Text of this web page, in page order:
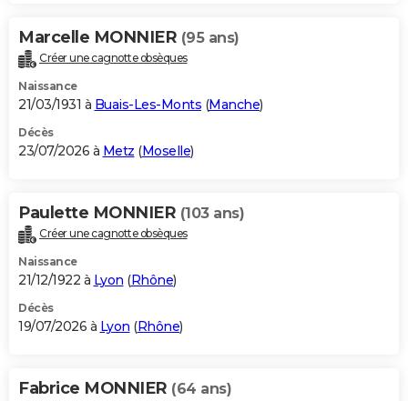
Marcelle MONNIER (95 ans)
Créer une cagnotte obsèques
Naissance
21/03/1931 à Buais-Les-Monts (Manche)
Décès
23/07/2026 à Metz (Moselle)
Paulette MONNIER (103 ans)
Créer une cagnotte obsèques
Naissance
21/12/1922 à Lyon (Rhône)
Décès
19/07/2026 à Lyon (Rhône)
Fabrice MONNIER (64 ans)